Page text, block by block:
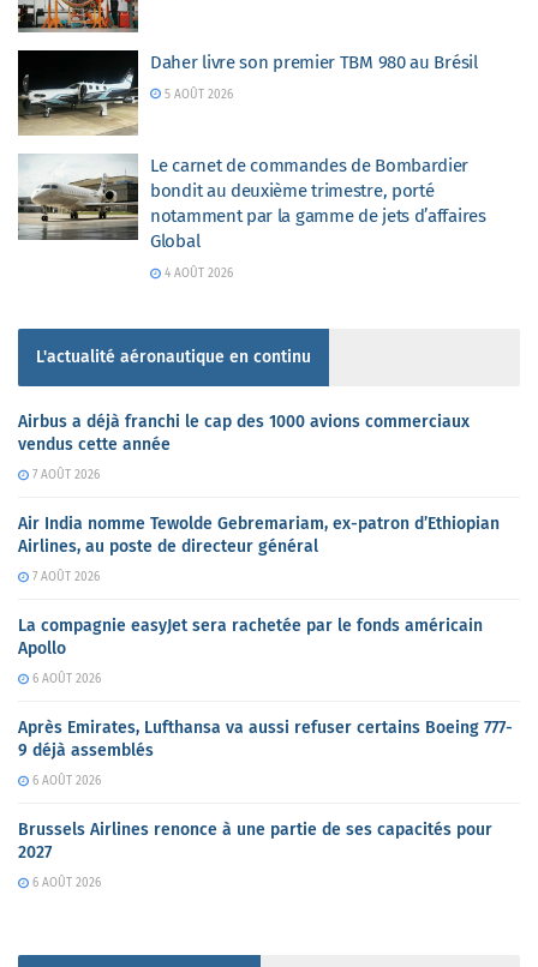
Daher livre son premier TBM 980 au Brésil
5 AOÛT 2026
Le carnet de commandes de Bombardier
bondit au deuxième trimestre, porté
notamment par la gamme de jets d’affaires
Global
4 AOÛT 2026
L'actualité aéronautique en continu
Airbus a déjà franchi le cap des 1000 avions commerciaux
vendus cette année
7 AOÛT 2026
Air India nomme Tewolde Gebremariam, ex-patron d’Ethiopian
Airlines, au poste de directeur général
7 AOÛT 2026
La compagnie easyJet sera rachetée par le fonds américain
Apollo
6 AOÛT 2026
Après Emirates, Lufthansa va aussi refuser certains Boeing 777-
9 déjà assemblés
6 AOÛT 2026
Brussels Airlines renonce à une partie de ses capacités pour
2027
6 AOÛT 2026